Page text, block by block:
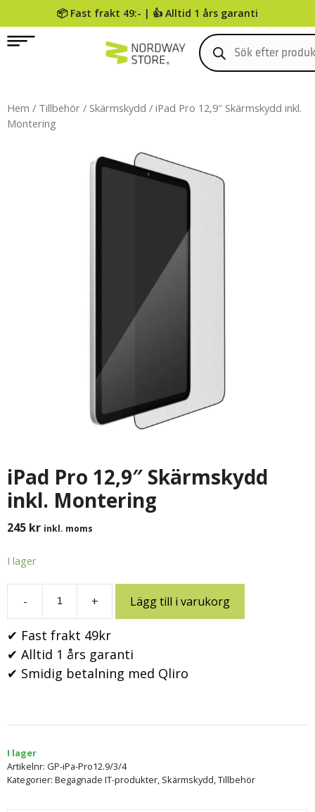
📦 Fast frakt 49:- | 👍 Alltid 1 års garanti
0
Hem / Tillbehör / Skärmskydd / iPad Pro 12,9″ Skärmskydd inkl.
Montering
iPad Pro 12,9″ Skärmskydd
inkl. Montering
245 kr inkl. moms
I lager
- + Lägg till i varukorg
✔ Fast frakt 49kr
✔ Alltid 1 års garanti
✔ Smidig betalning med Qliro
I lager
Artikelnr: GP-iPa-Pro12.9/3/4
Kategorier: Begagnade IT-produkter, Skärmskydd,Tillbehör